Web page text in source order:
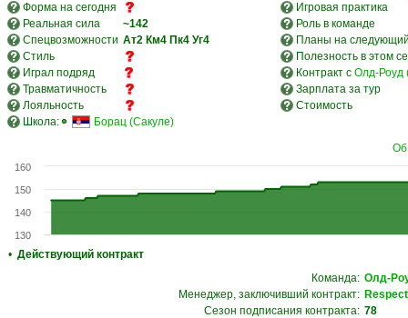
Форма на сегодня
Игровая практика
Реальная сила
~142
Роль в команде
Спецвозможности Ат2 Км4 Пк4 Уг4
Планы на
Стиль
Полезность в этом
Играл подряд
Контракт с Олд-Роуд
Травматичность
Зарплата за тур
Лояльность
Стоимость
Школа:
Борац (Сакуле)
Об
130
140
150
160
• Действующий контракт
Команда: Олд-
Менеджер, заключивший контракт:
Сезон подписания контракта: 78